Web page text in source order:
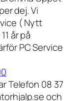
dej. Vi
( Nytt
år på
PC Service
Telefon 08 37
och